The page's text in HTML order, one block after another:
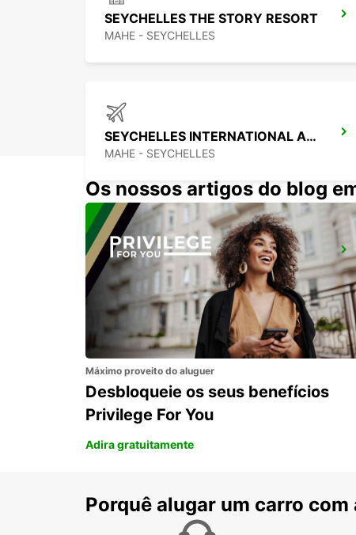
SEYCHELLES THE STORY RESORT
MAHE - SEYCHELLES
SEYCHELLES INTERNATIONAL AIRPORT
MAHE - SEYCHELLES
DZAOUDZI AEROPORTO
PAMANDZI - MAYOTTE
Os nossos artigos do blog
Máximo proveito do aluguer
Desbloqueie os seus benefícios
Privilege For You
Adira gratuitamente
Porquê alugar um carro com